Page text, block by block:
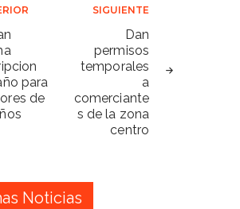
para
de
SIGUIENTE
Dan
permisos
temporales
a
comerciante
s de la zona
centro
Noticias